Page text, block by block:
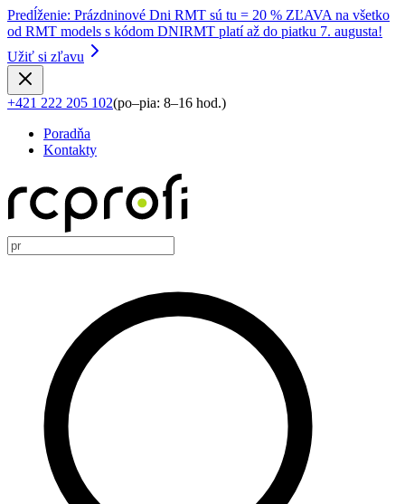
Predĺženie: Prázdninové Dni RMT sú tu = 20 % ZĽAVA na všetko
od RMT models s kódom DNIRMT platí až do piatku 7. augusta!
Užiť si zľavu
+421 222 205 102(po–pia: 8–16 hod.)
Poradňa
Kontakty